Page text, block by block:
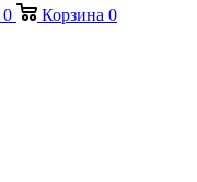
0 Корзина 0